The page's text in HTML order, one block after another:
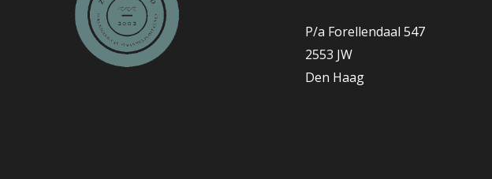
P/a Forellendaal 547
2553 JW
Den Haag